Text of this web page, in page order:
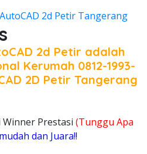
2d Petir Tangerang
2d Petir adalah
Kerumah 0812-1993-
2D Petir Tangerang
Prestasi (Tunggu Apa
dan Juara!!